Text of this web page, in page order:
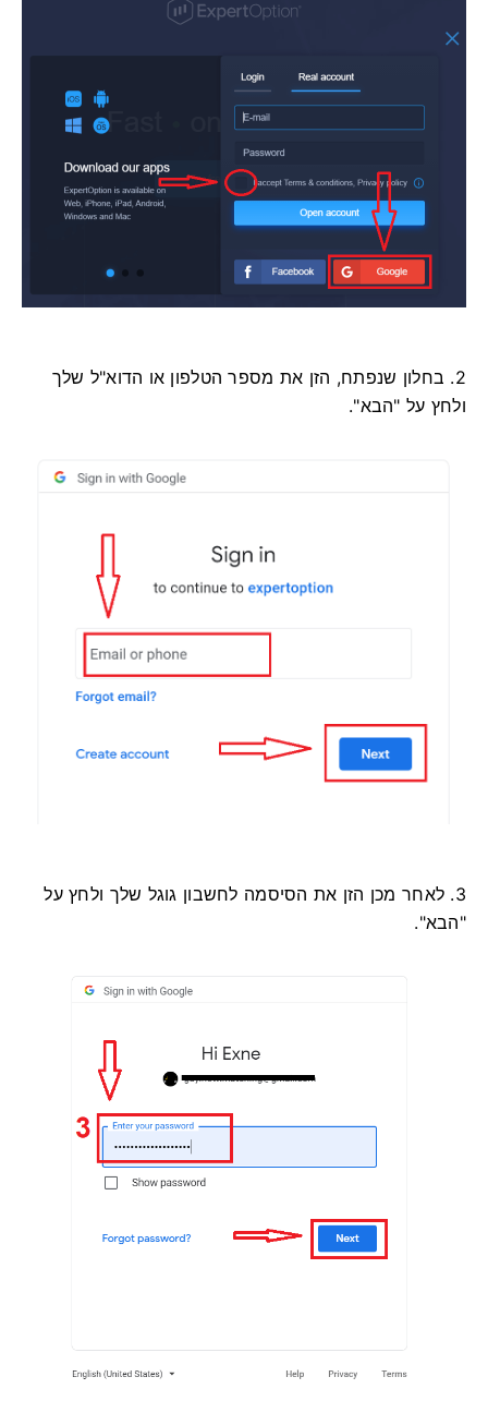
2. בחלון שנפתח, הזן את מספר הטלפון או הדוא"ל שלך
ולחץ על "הבא".
3. לאחר מכן הזן את הסיסמה לחשבון גוגל שלך ולחץ על
"הבא".